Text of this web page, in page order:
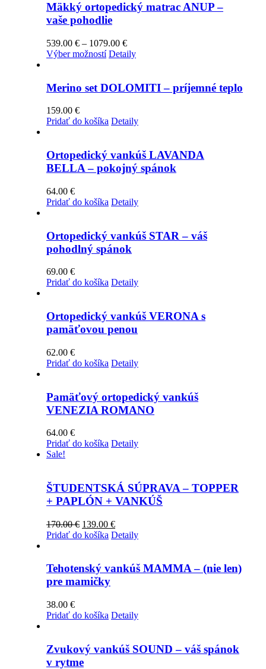
Mäkký ortopedický matrac ANUP –
vaše pohodlie
539.00 € – 1079.00 €Price
range:
1079.00 €
Výber možností Tento
viacero
variantov.
si
môžete
stránke
produktu.
Detaily
Merino set DOLOMITI – príjemné teplo
159.00 €
Pridať do košíka Detaily
Ortopedický vankúš LAVANDA
BELLA – pokojný spánok
64.00 €
Pridať do košíka Detaily
Ortopedický vankúš STAR – váš
pohodlný spánok
69.00 €
Pridať do košíka Detaily
Ortopedický vankúš VERONA s
pamäťovou penou
62.00 €
Pridať do košíka Detaily
Pamäťový ortopedický vankúš
VENEZIA ROMANO
64.00 €
Pridať do košíka Detaily
Sale!
ŠTUDENTSKÁ SÚPRAVA – TOPPER
+ PAPLÓN + VANKÚŠ
170.00€ Pôvodná
cena
139.00 €Aktuálna
cena
Pridať do košíka Detaily
Tehotenský vankúš MAMMA – (nie len)
pre mamičky
38.00 €
Pridať do košíka Detaily
Zvukový vankúš SOUND – váš spánok
v rytme